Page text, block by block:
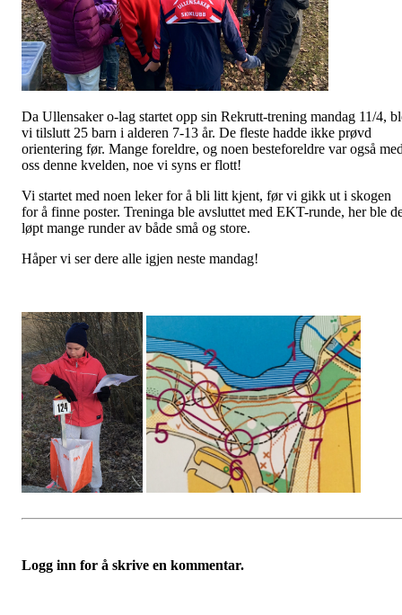
Da Ullensaker o-lag startet opp sin Rekrutt-trening mandag 11/4,
vi tilslutt 25 barn i alderen 7-13 år. De fleste hadde ikke prøvd
orientering før. Mange foreldre, og noen besteforeldre var også
oss denne kvelden, noe vi syns er flott!
Vi startet med noen leker for å bli litt kjent, før vi gikk ut i skogen
for å finne poster. Treninga ble avsluttet med EKT-runde, her ble
løpt mange runder av både små og store.
Håper vi ser dere alle igjen neste mandag!
Logg inn for å skrive en kommentar.